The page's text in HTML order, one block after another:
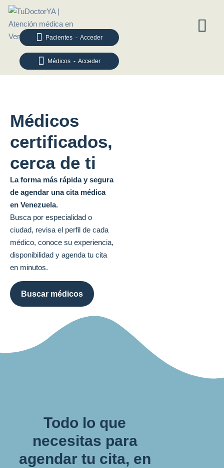
Médicos - Acceder
Pacientes - Acceder
Médicos
certificados,
cerca de ti
La forma más rápida y segura
de agendar una cita médica
en Venezuela.
Busca por especialidad o
ciudad, revisa el perfil de cada
médico, conoce su experiencia,
disponibilidad y agenda tu cita
en minutos.
Buscar médicos
Todo lo que
necesitas para
agendar tu cita, en